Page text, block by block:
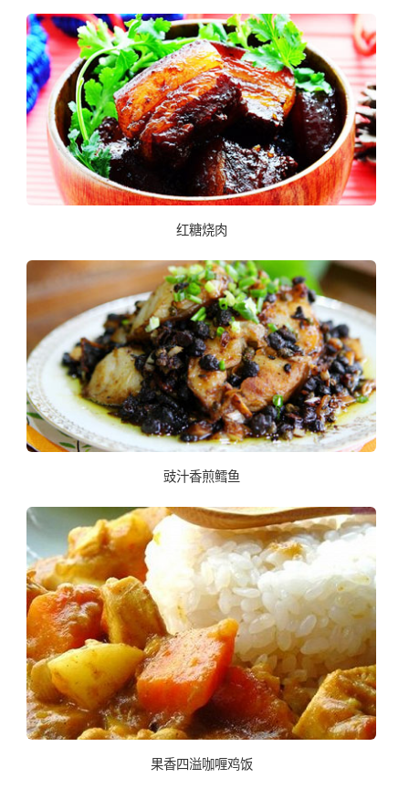
红糖烧肉
豉汁香煎鳕鱼
果香四溢咖喱鸡饭